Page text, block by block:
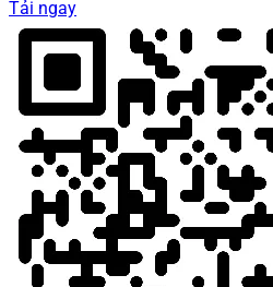
Tải ngay